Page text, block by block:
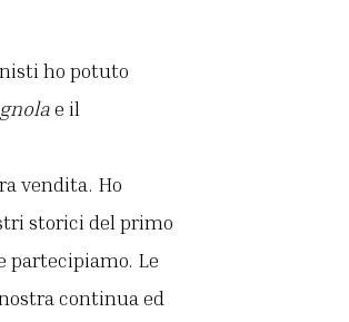
ho potuto
e il
vendita. Ho
storici del primo
partecipiamo. Le
continua ed